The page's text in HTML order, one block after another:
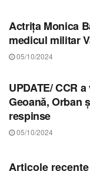
Actrița Monica
medicul militar
05/10/2024
UPDATE/ CCR
Geoană, Orban
respinse
05/10/2024
Articole recente